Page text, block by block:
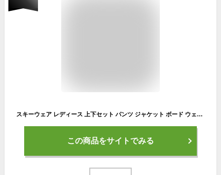
スキーウェア レディース 上下セット パンツ ジャケット ボード ウェア スノボ ウェア スノーボードウェア ウェア スノー ウェア ウエア おしゃれ かわいい 下 スノーボード スキー アウトドア 保温 中綿 撥水 防風 防寒 着 耐水 ICSKI-827 《LDY》
この商品をサイトでみる